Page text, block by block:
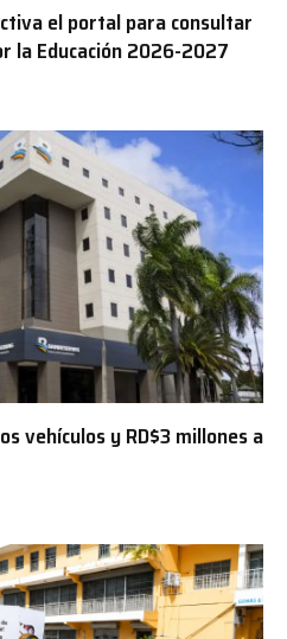
el portal para consultar
la Educación 2026-2027
vehículos y RD$3 millones a